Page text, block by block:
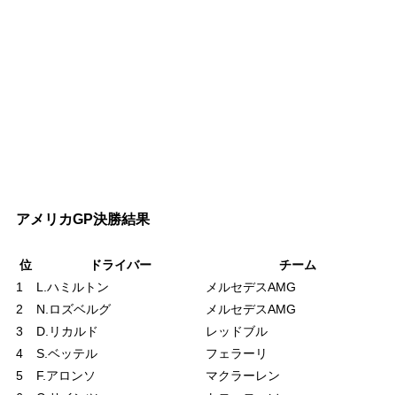
アメリカGP決勝結果
位 ドライバー
チーム
1
L.ハミルトン メルセデスAMG
2
N.ロズベルグ メルセデスAMG
3
D.リカルド レッドブル
4
S.ベッテル フェラーリ
5
F.アロンソ マクラーレン